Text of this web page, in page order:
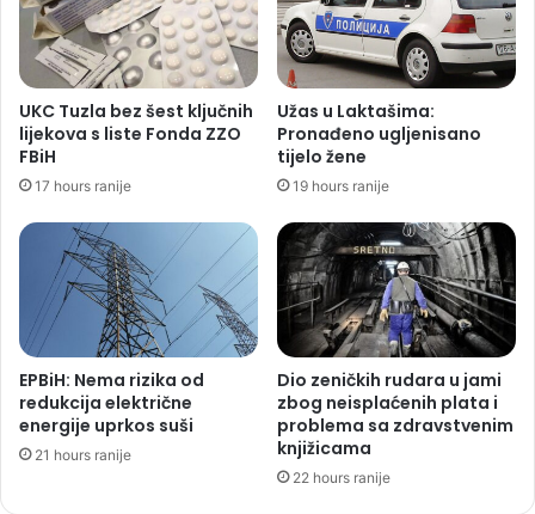
UKC Tuzla bez šest ključnih
lijekova s liste Fonda ZZO
FBiH
17 hours ranije
Užas u Laktašima:
Pronađeno ugljenisano
tijelo žene
19 hours ranije
EPBiH: Nema rizika od
redukcija električne
energije uprkos suši
21 hours ranije
Dio zeničkih rudara u jami
zbog neisplaćenih plata i
problema sa zdravstvenim
knjižicama
22 hours ranije